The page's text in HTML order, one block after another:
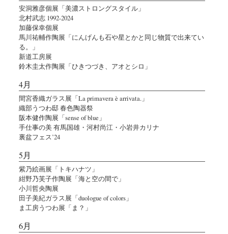
安洞雅彦個展「美濃ストロングスタイル」
北村武志 1992-2024
加藤保幸個展
馬川祐輔作陶展「にんげんも石や星とかと同じ物質で出来てい
る。」
新道工房展
鈴木圭太作陶展「ひきつづき、アオとシロ」
4月
間宮香織ガラス展「La primavera è arrivata.」
織部うつわ邸 春色陶器祭
阪本健作陶展「sense of blue」
手仕事の美 有馬国雄・河村尚江・小岩井カリナ
裏盆フェス’24
5月
紫乃絵画展「トキハナツ」
紺野乃芙子作陶展「海と空の間で」
小川哲央陶展
田子美紀ガラス展「duologue of colors」
ま工房うつわ展「ま？」
6月